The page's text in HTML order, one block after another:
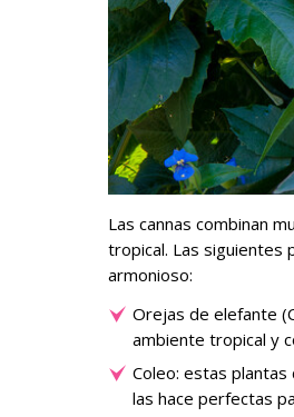
Las cannas combinan
tropical. Las siguientes
armonioso:
Orejas de elefante
ambiente tropical y
Coleo: estas
las hace perfectas